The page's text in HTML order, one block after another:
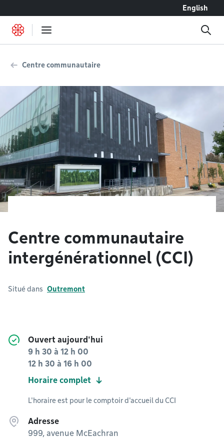
English
Centre communautaire
Centre communautaire
intergénérationnel (CCI)
Situé dans Outremont
Ouvert aujourd'hui
9 h 30 à 12 h 00
12 h 30 à 16 h 00
Horaire complet
L'horaire est pour le comptoir d'accueil du CCI
Adresse
999, avenue McEachran